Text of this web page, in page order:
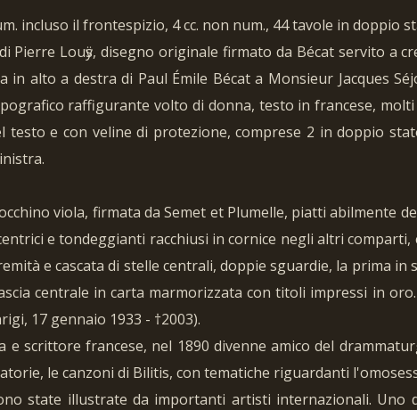
incluso il frontespizio, 4 cc. non num., 44 tavole in doppio
Pierre Louӱs, disegno originale firmato da Bécat servito
in alto a destra di Paul Émile Bécat a Monsieur Jacques
raffigurante volto di donna, testo in francese,
testo e con veline di protezione, comprese 2 in doppio
viola, firmata da Semet et Plumelle, piatti abilmente
e tondeggianti racchiusi in cornice negli altri
e cascata di stelle centrali, doppie sguardie, la prima
centrale in carta marmorizzata con titoli impressi in
17 gennaio 1933 - †2003).
e scrittore francese, nel 1890 divenne amico del
le canzoni di Bilitis, con tematiche riguardanti
state illustrate da importanti artisti internazionali.